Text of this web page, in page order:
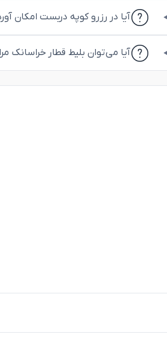
آیا در رزرو کوپه دربست امکان
آیا می‌توان بلیط قطار خراسانک مراغه را